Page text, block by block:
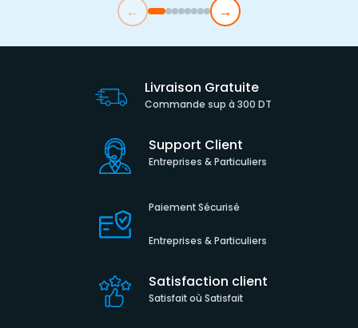
← →
Livraison Gratuite
Commande sup à 300 DT
Support Client
Entreprises & Particuliers
Paiement Sécurisé
Entreprises & Particuliers
Satisfaction client
Satisfait où Satisfait